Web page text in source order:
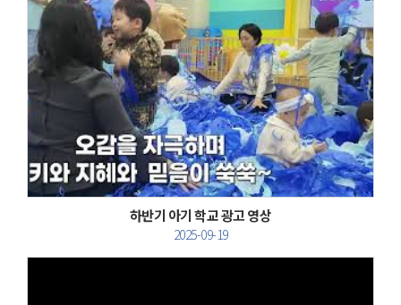
Views
하반기 아기 학교 광고 영상
2025-09-19